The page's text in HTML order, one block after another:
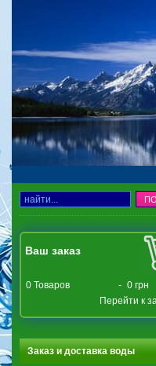
Ваш заказ
0 Товаров - 0 грн
Перейти к
Заказ и доставка воды